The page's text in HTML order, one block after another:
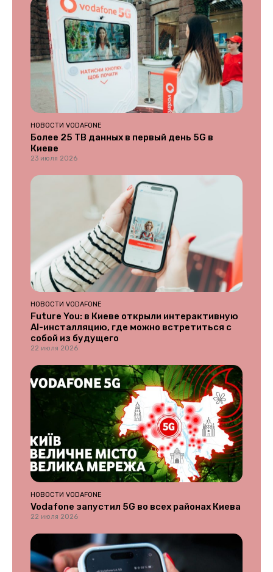
НОВОСТИ VODAFONE
Более 25 ТВ данных в первый день 5G в
Киеве
23 июля 2026
НОВОСТИ VODAFONE
Future You: в Киеве открыли интерактивную
AI-инсталляцию, где можно встретиться с
собой из будущего
22 июля 2026
НОВОСТИ VODAFONE
Vodafone запустил 5G во всех районах Киева
22 июля 2026